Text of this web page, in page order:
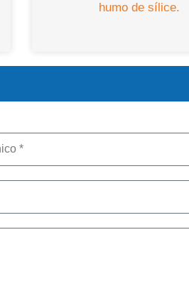
humo de sílice.